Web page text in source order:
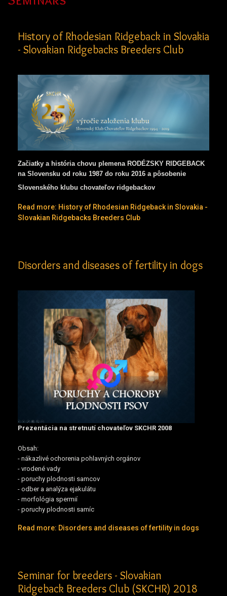
History of Rhodesian Ridgeback in Slovakia
- Slovakian Ridgebacks Breeders Club
Začiatky a história chovu plemena RODÉZSKY RIDGEBACK
na Slovensku od roku 1987 do roku 2016 a pôsobenie
Slovenského klubu chovateľov ridgebackov
Read more: History of Rhodesian Ridgeback in Slovakia -
Slovakian Ridgebacks Breeders Club
Disorders and diseases of fertility in dogs
Prezentácia na stretnutí chovateľov SKCHR 2008
Obsah:
- nákazlivé ochorenia pohlavných orgánov
- vrodené vady
- poruchy plodnosti samcov
- odber a analýza ejakulátu
- morfológia spermií
- poruchy plodnosti samíc
Read more: Disorders and diseases of fertility in dogs
Seminar for breeders - Slovakian
Ridgeback Breeders Club (SKCHR) 2018